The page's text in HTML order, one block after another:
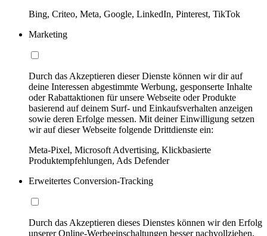
Bing, Criteo, Meta, Google, LinkedIn, Pinterest, TikTok
Marketing
Durch das Akzeptieren dieser Dienste können wir dir auf
deine Interessen abgestimmte Werbung, gesponserte Inhalte
oder Rabattaktionen für unsere Webseite oder Produkte
basierend auf deinem Surf- und Einkaufsverhalten anzeigen
sowie deren Erfolge messen. Mit deiner Einwilligung setzen
wir auf dieser Webseite folgende Drittdienste ein:
Meta-Pixel, Microsoft Advertising, Klickbasierte
Produktempfehlungen, Ads Defender
Erweitertes Conversion-Tracking
Durch das Akzeptieren dieses Dienstes können wir den Erfolg
unserer Online-Werbeeinschaltungen besser nachvollziehen,